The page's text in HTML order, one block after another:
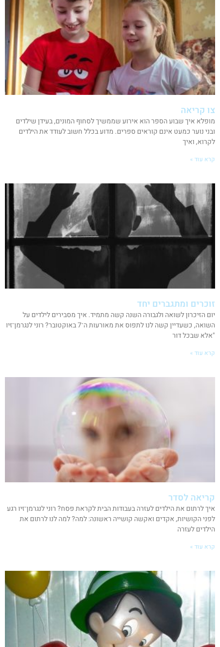
צו קריאה
מופלא איך שבוע הספר הוא אירוע שממשיך לסחוף המונים, בעידן שילדים
ובני נוער כמעט אינם קוראים ספרים. מדוע בכלל חשוב לעודד את הילדים
לקרוא, ואיך
קרא עוד »
זוכרים ומתגברים יחד
יום הזיכרון לשואה ולגבורה השנה קשה מתמיד. איך מסבירים לילדים על
השואה, כשעדיין קשה לנו לתפוס את מאורעות ה־7 באוקטובר? רוני לנגרמן־זיו
"אלא שבכל דור
קרא עוד »
קריאה לסדר
איך לרתום את הילדים לעזרה בעבודות הבית לקראת פסח? רוני לנגרמן־זיו רגע
לפני הקושיות, אקדים ואקשה קושייה ראשונה: למה? למה לנו לרתום את
הילדים לעזרה
קרא עוד »